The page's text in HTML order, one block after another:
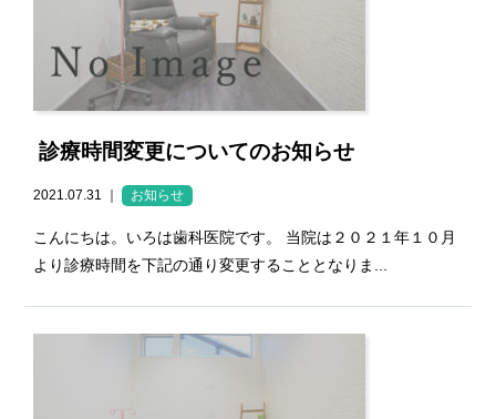
診療時間変更についてのお知らせ
2021.07.31 ｜ お知らせ
こんにちは。いろは歯科医院です。 当院は２０２１年１０月
より診療時間を下記の通り変更することとなりま...